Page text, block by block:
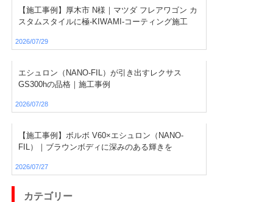
【施工事例】厚木市 N様｜マツダ フレアワゴン カ
スタムスタイルに極-KIWAMI-コーティング施工
2026/07/29
エシュロン（NANO-FIL）が引き出すレクサス
GS300hの品格｜施工事例
2026/07/28
【施工事例】ボルボ V60×エシュロン（NANO-
FIL）｜ブラウンボディに深みのある輝きを
2026/07/27
カテゴリー